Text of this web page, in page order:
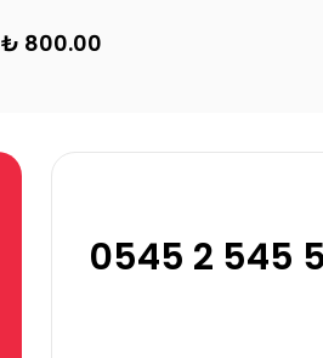
₺ 800.00
0545 2 545